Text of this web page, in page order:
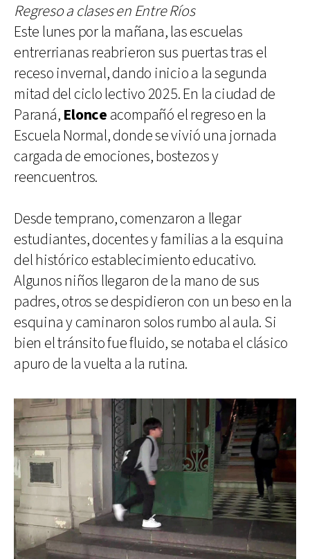
Regreso a clases en Entre Ríos
Este lunes por la mañana, las escuelas
entrerrianas reabrieron sus puertas tras el
receso invernal, dando inicio a la segunda
mitad del ciclo lectivo 2025. En la ciudad de
Paraná, Elonce acompañó el regreso en la
Escuela Normal, donde se vivió una jornada
cargada de emociones, bostezos y
reencuentros.
Desde temprano, comenzaron a llegar
estudiantes, docentes y familias a la esquina
del histórico establecimiento educativo.
Algunos niños llegaron de la mano de sus
padres, otros se despidieron con un beso en la
esquina y caminaron solos rumbo al aula. Si
bien el tránsito fue fluido, se notaba el clásico
apuro de la vuelta a la rutina.